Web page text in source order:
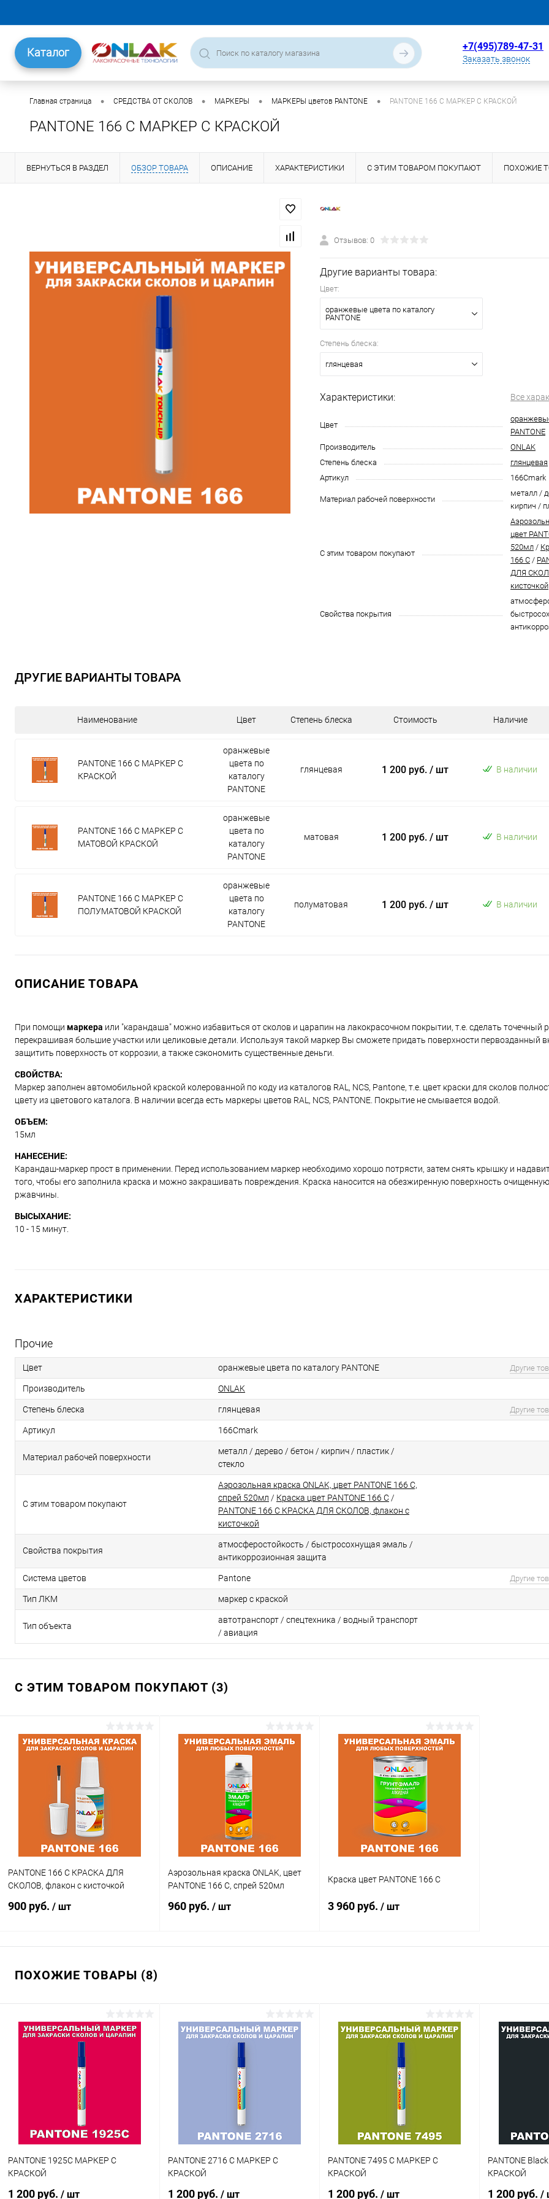
Каталог +7(495)789-47-31
Заказать звонок
Главная страница • СРЕДСТВА ОТ СКОЛОВ • МАРКЕРЫ • МАРКЕРЫ цветов PANTONE • PANTONE 166 C МАРКЕР С КРАСКОЙ
PANTONE 166 C МАРКЕР С КРАСКОЙ
ВЕРНУТЬСЯ В РАЗДЕЛ ОБЗОР ТОВАРА ОПИСАНИЕ ХАРАКТЕРИСТИКИ С ЭТИМ ТОВАРОМ ПОКУПАЮТ ПОХОЖИЕ
Отзывов: 0
Другие варианты товара:
Цвет:
оранжевые цвета по каталогу
PANTONE
Степень блеска:
глянцевая
Характеристики: Все
Цвет
PANTONE
Производитель
ONLAK
Степень блеска
глянцевая
Артикул
166Cmark
Материал рабочей поверхности
металл /
кирпич /
С этим товаром покупают
цвет
520мл /
166 C /
ДЛЯ
кисточкой
Свойства покрытия
ДРУГИЕ ВАРИАНТЫ ТОВАРА
Наименование Цвет Степень блеска Стоимость Наличие
PANTONE 166 C МАРКЕР С
КРАСКОЙ
оранжевые
цвета по
каталогу
PANTONE
глянцевая 1 200 руб. / шт В наличии
PANTONE 166 C МАРКЕР С
МАТОВОЙ КРАСКОЙ
оранжевые
цвета по
каталогу
PANTONE
матовая 1 200 руб. / шт В наличии
PANTONE 166 C МАРКЕР С
ПОЛУМАТОВОЙ КРАСКОЙ
оранжевые
цвета по
каталогу
PANTONE
полуматовая 1 200 руб. / шт В наличии
ОПИСАНИЕ ТОВАРА
При помощи маркера или "карандаша" можно избавиться от сколов и царапин на лакокрасочном покрытии, т.е. сделать точечный
перекрашивая большие участки или целиковые детали. Используя такой маркер Вы сможете придать поверхности первозданный
защитить поверхность от коррозии, а также сэкономить существенные деньги.
СВОЙСТВА:
Маркер заполнен автомобильной краской колерованной по коду из каталогов RAL, NCS, Pantone, т.е. цвет краски для сколов
цвету из цветового каталога. В наличии всегда есть маркеры цветов RAL, NCS, PANTONE. Покрытие не смывается водой.
ОБЪЕМ:
15мл
НАНЕСЕНИЕ:
Карандаш-маркер прост в применении. Перед использованием маркер необходимо хорошо потрясти, затем снять крышку и
того, чтобы его заполнила краска и можно закрашивать повреждения. Краска наносится на обезжиренную поверхность
ржавчины.
ВЫСЫХАНИЕ:
10 - 15 минут.
ХАРАКТЕРИСТИКИ
Прочие
Цвет оранжевые цвета по каталогу PANTONE Другие
Производитель ONLAK
Степень блеска глянцевая Другие
Артикул 166Cmark
Материал рабочей поверхности
металл / дерево / бетон / кирпич / пластик /
стекло
С этим товаром покупают
Аэрозольная краска ONLAK, цвет PANTONE 166 C,
спрей 520мл / Краска цвет PANTONE 166 C /
PANTONE 166 C КРАСКА ДЛЯ СКОЛОВ, флакон с
кисточкой
Свойства покрытия
атмосферостойкоcть / быстросохнущая эмаль /
антикоррозионная защита
Система цветов Pantone Другие
Тип ЛКМ маркер с краской
Тип объекта
автотранспорт / спецтехника / водный транспорт
/ авиация
С ЭТИМ ТОВАРОМ ПОКУПАЮТ (3)
PANTONE 166 C КРАСКА ДЛЯ
СКОЛОВ, флакон с кисточкой
900 руб. / шт
Цвет:
матовая
Аэрозольная краска ONLAK, цвет
PANTONE 166 C, спрей 520мл
960 руб. / шт
Цвет:
Краска цвет PANTONE 166 C
3 960 руб. / шт
Цвет:
полуматовая
ПОХОЖИЕ ТОВАРЫ (8)
PANTONE 1925C МАРКЕР С
КРАСКОЙ
1 200 руб. / шт
PANTONE 2716 C МАРКЕР С
КРАСКОЙ
1 200 руб. / шт
PANTONE 7495 C МАРКЕР С
КРАСКОЙ
1 200 руб. / шт
PANTONE
КРАСКОЙ
1 200 руб. /